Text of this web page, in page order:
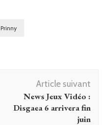
Prinny
Article suivant
News Jeux Vidéo :
Disgaea 6 arrivera fin
juin